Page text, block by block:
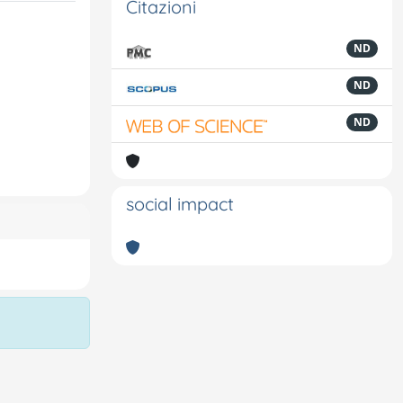
Citazioni
ND
ND
ND
social impact